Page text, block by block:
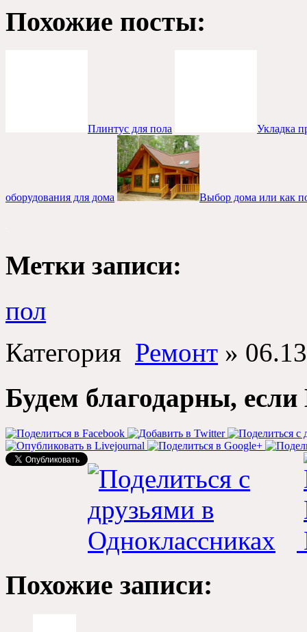
Похожие посты:
Плинтус для пола Укладка
оборудования для дома Выбор дома или как
Метки записи:
пол
Категория Ремонт »
Будем благодарны, если
Похожие записи: